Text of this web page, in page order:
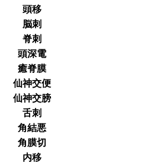
頭移
脳刺
脊刺
頭深電
癒脊膜
仙神交便
仙神交膀
舌刺
角結悪
角膜切
内移